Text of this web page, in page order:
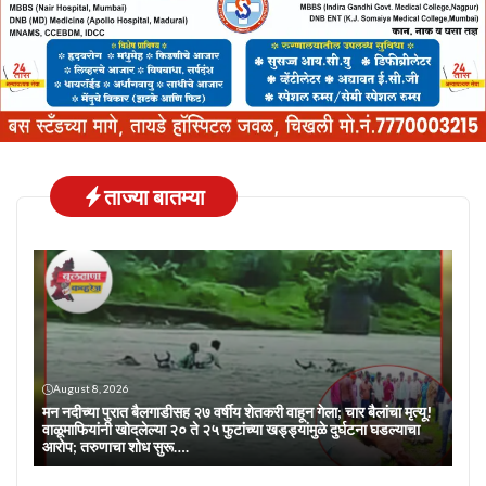
ताज्या बातम्या
August 8, 2026
मन नदीच्या पुरात बैलगाडीसह २७ वर्षीय शेतकरी वाहून गेला; चार बैलांचा मृत्यू!
वाळूमाफियांनी खोदलेल्या २० ते २५ फुटांच्या खड्ड्यांमुळे दुर्घटना घडल्याचा
आरोप; तरुणाचा शोध सुरू….